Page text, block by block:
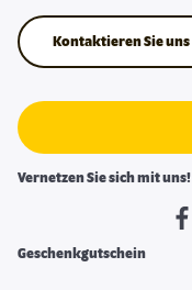
Kontaktieren Sie uns
Vernetzen Sie sich mit uns!
Geschenkgutschein